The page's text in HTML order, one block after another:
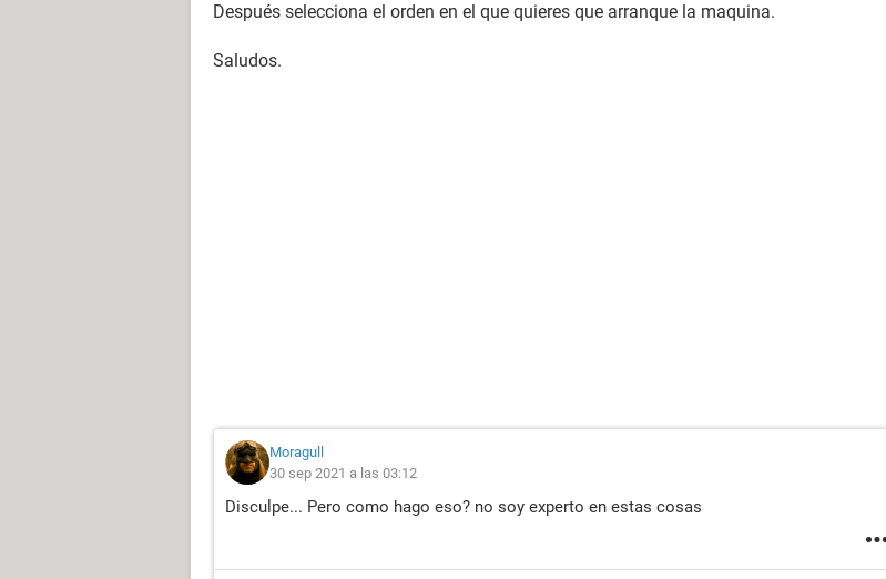
Después selecciona el orden en el que quieres que arranque la maquina.
Saludos.
Moragull
30 sep 2021 a las 03:12
Disculpe... Pero como hago eso? no soy experto en estas cosas